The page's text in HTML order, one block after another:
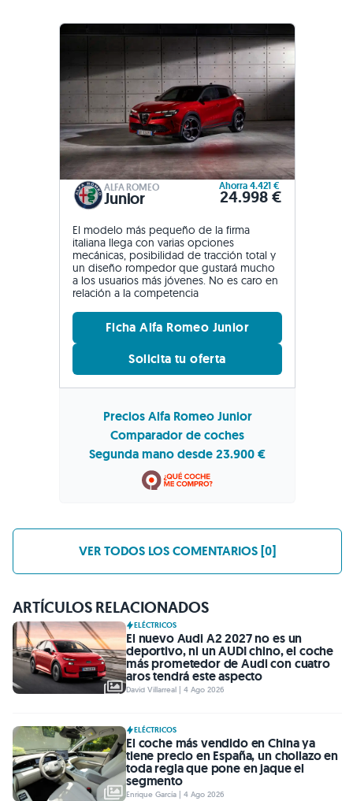
ALFA ROMEO
Junior
Ahorra 4.421 €
24.998 €
El modelo más pequeño de la firma
italiana llega con varias opciones
mecánicas, posibilidad de tracción total y
un diseño rompedor que gustará mucho
a los usuarios más jóvenes. No es caro en
relación a la competencia
Ficha Alfa Romeo Junior
Solicita tu oferta
Precios Alfa Romeo Junior
Comparador de coches
Segunda mano desde 23.900 €
VER TODOS LOS COMENTARIOS [0]
ARTÍCULOS RELACIONADOS
ELÉCTRICOS
El nuevo Audi A2 2027 no es un
deportivo, ni un AUDI chino, el coche
más prometedor de Audi con cuatro
aros tendrá este aspecto
David Villarreal | 4 Ago 2026
ELÉCTRICOS
El coche más vendido en China ya
tiene precio en España, un chollazo en
toda regla que pone en jaque el
segmento
Enrique García | 4 Ago 2026